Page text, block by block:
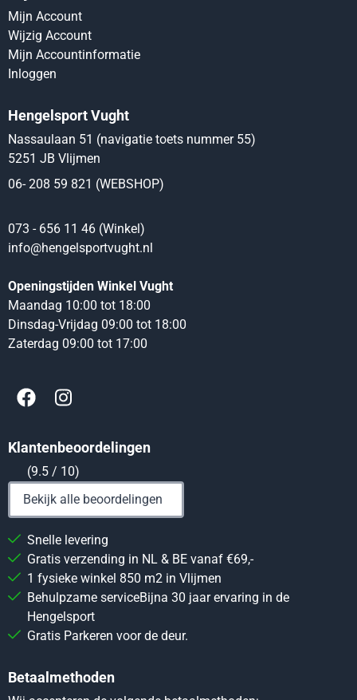
Mijn Account
Wijzig Account
Mijn Accountinformatie
Inloggen
Hengelsport Vught
Nassaulaan 51 (navigatie toets nummer 55)
5251 JB Vlijmen
06- 208 59 821 (WEBSHOP)
073 - 656 11 46 (Winkel)
info@hengelsportvught.nl
Openingstijden Winkel Vught
Maandag 10:00 tot 18:00
Dinsdag-Vrijdag 09:00 tot 18:00
Zaterdag 09:00 tot 17:00
Klantenbeoordelingen
(9.5 / 10)
Bekijk alle beoordelingen
Snelle levering
Gratis verzending in NL & BE vanaf €69,-
1 fysieke winkel 850 m2 in Vlijmen
Behulpzame serviceBijna 30 jaar ervaring in de
Hengelsport
Gratis Parkeren voor de deur.
Betaalmethoden